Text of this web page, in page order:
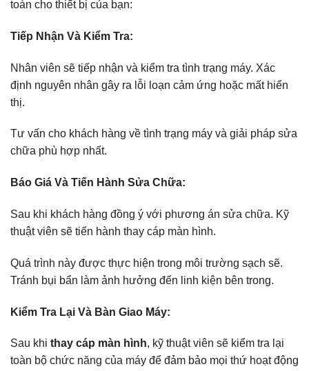
toàn cho thiết bị của bạn:
Tiếp Nhận Và Kiểm Tra:
Nhân viên sẽ tiếp nhận và kiểm tra tình trạng máy. Xác
định nguyên nhân gây ra lỗi loạn cảm ứng hoặc mất hiển
thị.
Tư vấn cho khách hàng về tình trạng máy và giải pháp sửa
chữa phù hợp nhất.
Báo Giá Và Tiến Hành Sửa Chữa:
Sau khi khách hàng đồng ý với phương án sửa chữa. Kỹ
thuật viên sẽ tiến hành thay cáp màn hình.
Quá trình này được thực hiện trong môi trường sạch sẽ.
Tránh bụi bẩn làm ảnh hưởng đến linh kiện bên trong.
Kiểm Tra Lại Và Bàn Giao Máy:
Sau khi thay cáp màn hình, kỹ thuật viên sẽ kiểm tra lại
toàn bộ chức năng của máy để đảm bảo mọi thứ hoạt động